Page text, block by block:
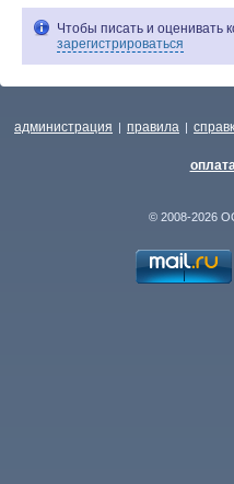
Чтобы писать и оценивать
зарегистрироваться
администрация | правила |
© 2008-2026